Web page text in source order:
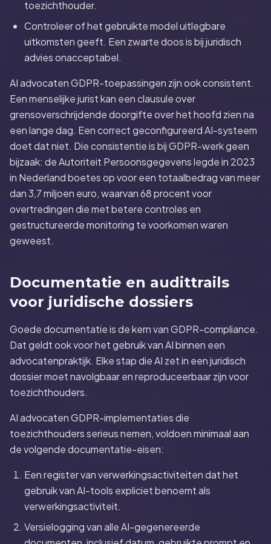
toezichthouder.
Controleer of het gebruikte model uitlegbare
uitkomsten geeft. Een zwarte doos is bij juridisch
advies onacceptabel.
AI advocaten GDPR-toepassingen zijn ook consistent.
Een menselijke jurist kan een clausule over
grensoverschrijdende doorgifte over het hoofd zien na
een lange dag. Een correct geconfigureerd AI-systeem
doet dat niet. Die consistentie is bij GDPR-werk geen
bijzaak: de Autoriteit Persoonsgegevens legde in 2023
in Nederland boetes op voor een totaalbedrag van meer
dan 3,7 miljoen euro, waarvan 68 procent voor
overtredingen die met betere controles en
gestructureerde monitoring te voorkomen waren
geweest.
Documentatie en audittrails
voor juridische dossiers
Goede documentatie is de kern van GDPR-compliance.
Dat geldt ook voor het gebruik van AI binnen een
advocatenpraktijk. Elke stap die AI zet in een juridisch
dossier moet navolgbaar en reproduceerbaar zijn voor
toezichthouders.
AI advocaten GDPR-implementaties die
toezichthouders serieus nemen, voldoen minimaal aan
de volgende documentatie-eisen:
Een register van verwerkingsactiviteiten dat het
gebruik van AI-tools expliciet benoemt als
verwerkingsactiviteit.
Versielogging van alle AI-gegenereerde